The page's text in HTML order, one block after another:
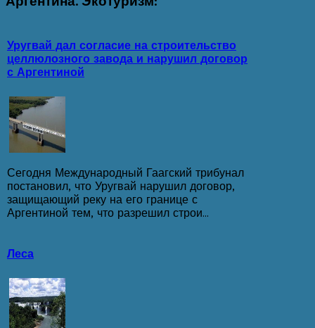
Уругвай дал согласие на строительство
целлюлозного завода и нарушил договор
с Аргентиной
Сегодня Международный Гаагский трибунал
постановил, что Уругвай нарушил договор,
защищающий реку на его границе с
Аргентиной тем, что разрешил строи...
Леса